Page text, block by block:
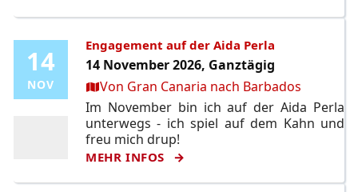
14
NOV
14
NOV
Engagement auf der Aida Perla
14 November 2026, Ganztägig
Ort:Von Gran Canaria nach Barbados
Im November bin ich auf der Aida Perla
unterwegs - ich spiel auf dem Kahn und
freu mich drup!
MEHR INFOS